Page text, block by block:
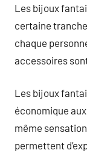
Les bijoux
certaine
chaque
accessoires
Les bijoux
économique
même
permettent